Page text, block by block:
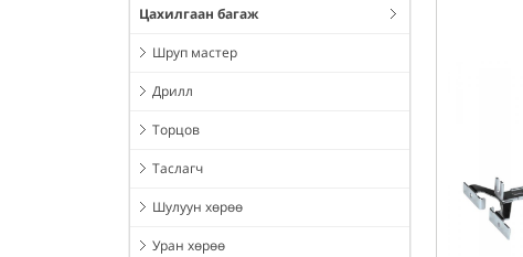
Цахилгаан багаж
Шруп мастер
Дрилл
Торцов
Таслагч
Шулуун хөрөө
Уран хөрөө